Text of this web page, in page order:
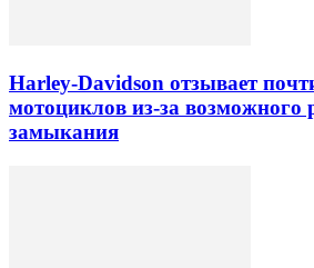
Harley-Davidson отзывает
мотоциклов из-за возможного
замыкания